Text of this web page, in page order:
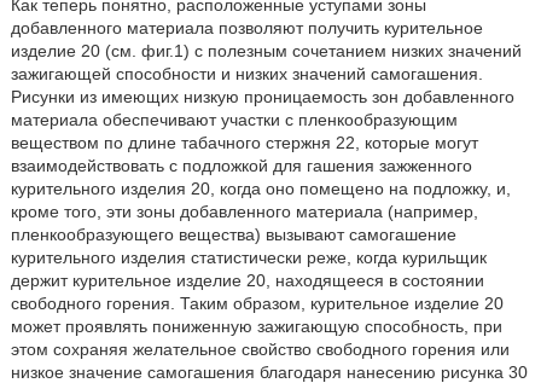
Как теперь понятно, расположенные уступами зоны
добавленного материала позволяют получить курительное
изделие 20 (см. фиг.1) с полезным сочетанием низких значений
зажигающей способности и низких значений самогашения.
Рисунки из имеющих низкую проницаемость зон добавленного
материала обеспечивают участки с пленкообразующим
веществом по длине табачного стержня 22, которые могут
взаимодействовать с подложкой для гашения зажженного
курительного изделия 20, когда оно помещено на подложку, и,
кроме того, эти зоны добавленного материала (например,
пленкообразующего вещества) вызывают самогашение
курительного изделия статистически реже, когда курильщик
держит курительное изделие 20, находящееся в состоянии
свободного горения. Таким образом, курительное изделие 20
может проявлять пониженную зажигающую способность, при
этом сохраняя желательное свойство свободного горения или
низкое значение самогашения благодаря нанесению рисунка 30